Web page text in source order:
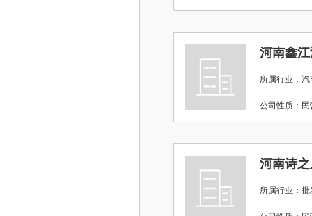
河南鑫
所属行业：
公司性质
河南诗
所属行业：批